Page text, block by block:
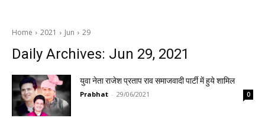
Home 2021 Jun 29
Daily Archives: Jun 29, 2021
युवा नेता राजेश प्रताप राव समाजवादी पार्टी में हुये शामिल
Prabhat - 29/06/2021 0